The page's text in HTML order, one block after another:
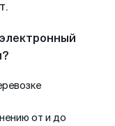
от и до